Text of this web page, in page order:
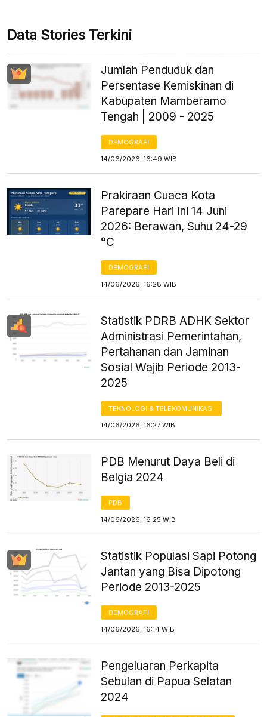
Data Stories Terkini
Jumlah Penduduk dan
Persentase Kemiskinan di
Kabupaten Mamberamo
Tengah | 2009 - 2025
DEMOGRAFI
14/06/2026, 16:49 WIB
Prakiraan Cuaca Kota
Parepare Hari Ini 14 Juni
2026: Berawan, Suhu 24-29
°C
DEMOGRAFI
14/06/2026, 16:28 WIB
Statistik PDRB ADHK Sektor
Administrasi Pemerintahan,
Pertahanan dan Jaminan
Sosial Wajib Periode 2013-
2025
TEKNOLOGI & TELEKOMUNIKASI
14/06/2026, 16:27 WIB
PDB Menurut Daya Beli di
Belgia 2024
PDB
14/06/2026, 16:25 WIB
Statistik Populasi Sapi Potong
Jantan yang Bisa Dipotong
Periode 2013-2025
DEMOGRAFI
14/06/2026, 16:14 WIB
Pengeluaran Perkapita
Sebulan di Papua Selatan
2024